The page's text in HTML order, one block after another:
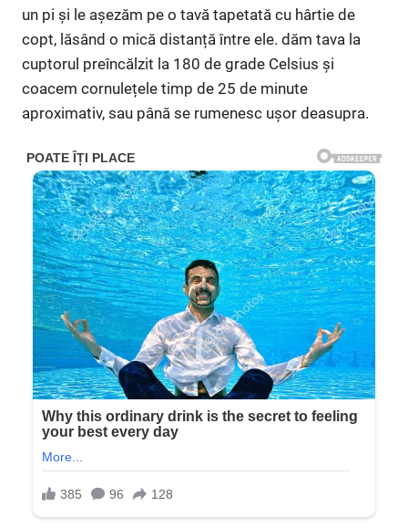
un pi și le așezăm pe o tavă tapetată cu hârtie de
copt, lăsând o mică distanță între ele. dăm tava la
cuptorul preîncălzit la 180 de grade Celsius și
coacem cornulețele timp de 25 de minute
aproximativ, sau până se rumenesc ușor deasupra.